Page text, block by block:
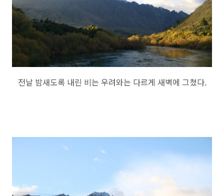
전날 밤새도록 내린 비는 우려와는 다르게 새벽에 그쳤다.